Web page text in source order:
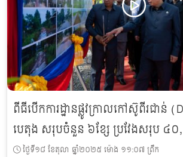
ពីធីបើកការដ្ឋានផ្លូវក្រាលកៅស៊ូពីរជាន់
បេតុង សរុបចំនួន ៦ខ្សែ ប្រវែងសរុប ៤
ថ្ងៃទី១៨ ខែតុលា ឆ្នាំ២០២៥ ម៉ោង ១១:០៧ ព្រឹក